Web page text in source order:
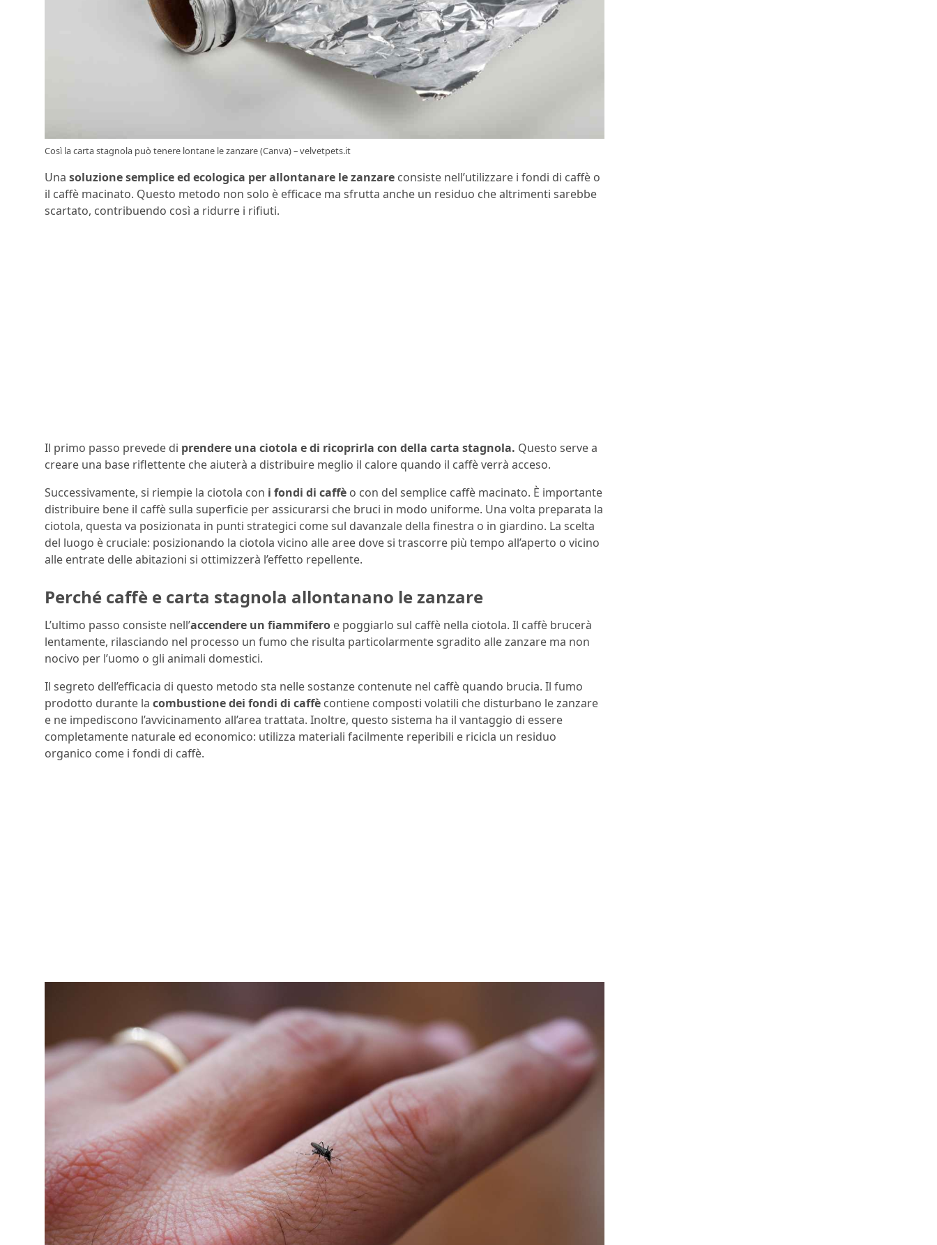
Così la carta stagnola può tenere lontane le zanzare (Canva) – velvetpets.it
Una soluzione semplice ed ecologica per allontanare le zanzare consiste nell’utilizzare i fondi di caffè o
il caffè macinato. Questo metodo non solo è efficace ma sfrutta anche un residuo che altrimenti sarebbe
scartato, contribuendo così a ridurre i rifiuti.
Il primo passo prevede di prendere una ciotola e di ricoprirla con della carta stagnola. Questo serve a
creare una base riflettente che aiuterà a distribuire meglio il calore quando il caffè verrà acceso.
Successivamente, si riempie la ciotola con i fondi di caffè o con del semplice caffè macinato. È importante
distribuire bene il caffè sulla superficie per assicurarsi che bruci in modo uniforme. Una volta preparata la
ciotola, questa va posizionata in punti strategici come sul davanzale della finestra o in giardino. La scelta
del luogo è cruciale: posizionando la ciotola vicino alle aree dove si trascorre più tempo all’aperto o vicino
alle entrate delle abitazioni si ottimizzerà l’effetto repellente.
Perché caffè e carta stagnola allontanano le zanzare
L’ultimo passo consiste nell’accendere un fiammifero e poggiarlo sul caffè nella ciotola. Il caffè brucerà
lentamente, rilasciando nel processo un fumo che risulta particolarmente sgradito alle zanzare ma non
nocivo per l’uomo o gli animali domestici.
Il segreto dell’efficacia di questo metodo sta nelle sostanze contenute nel caffè quando brucia. Il fumo
prodotto durante la combustione dei fondi di caffè contiene composti volatili che disturbano le zanzare
e ne impediscono l’avvicinamento all’area trattata. Inoltre, questo sistema ha il vantaggio di essere
completamente naturale ed economico: utilizza materiali facilmente reperibili e ricicla un residuo
organico come i fondi di caffè.